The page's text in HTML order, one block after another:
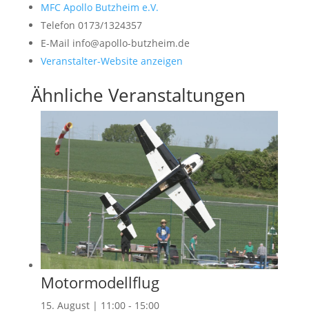
MFC Apollo Butzheim e.V.
Telefon 0173/1324357
E-Mail info@apollo-butzheim.de
Veranstalter-Website anzeigen
Ähnliche Veranstaltungen
Motormodellflug
15. August | 11:00- 15:00